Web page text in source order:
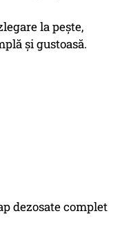
la pește,
și gustoasă.
dezosate complet